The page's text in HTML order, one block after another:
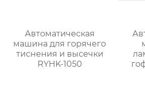
Автоматическая
машина для горячего
тиснения и высечки
RYHK-1050